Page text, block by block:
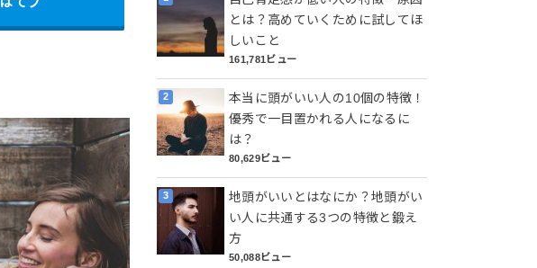
とは？高めていくために試してほ
しいこと
161,781ビュー
本当に頭がいい人の10個の特徴！
優秀で一目置かれる人になるに
は？
80,629ビュー
地頭がいいとはなにか？地頭がい
い人に共通する3つの特徴と鍛え
方
50,088ビュー